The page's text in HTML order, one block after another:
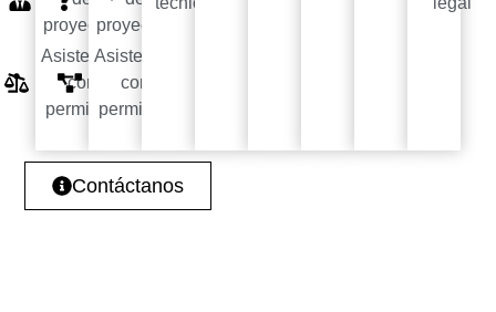
proyectos
Asistencia
con
permisos
proyectos
Asistencia
con
permisos
Contáctanos